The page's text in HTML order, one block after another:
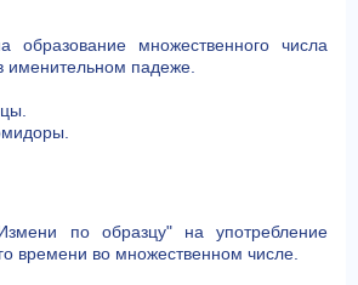
образование множественного числа
именительном падеже.
по образцу" на употребление
времени во множественном числе.